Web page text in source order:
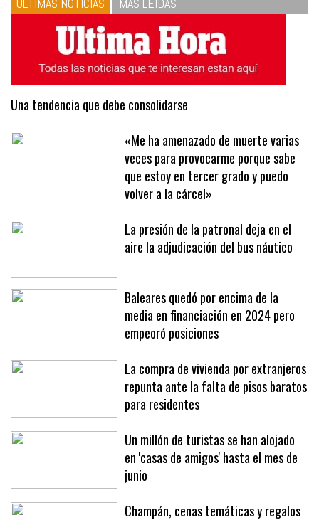
ÚLTIMAS NOTICIAS MÁS LEÍDAS
Una tendencia que debe consolidarse
«Me ha amenazado de muerte varias
veces para provocarme porque sabe
que estoy en tercer grado y puedo
volver a la cárcel»
La presión de la patronal deja en el
Baleares quedó por encima de la
media en financiación en 2024 pero
empeoró posiciones
La compra de vivienda por extranjeros
repunta ante la falta de pisos baratos
para residentes
Un millón de turistas se han alojado
en 'casas de amigos' hasta el mes de
junio